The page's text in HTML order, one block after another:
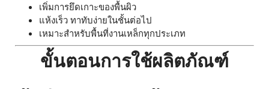
เพิ่มการยึดเกาะของพื้นผิว
แห้งเร็ว ทาทับง่ายในชั้นต่อไป
เหมาะสำหรับพื้นที่งานเหล็กทุกประเภท
ขั้นตอนการใช้ผลิตภัณฑ์